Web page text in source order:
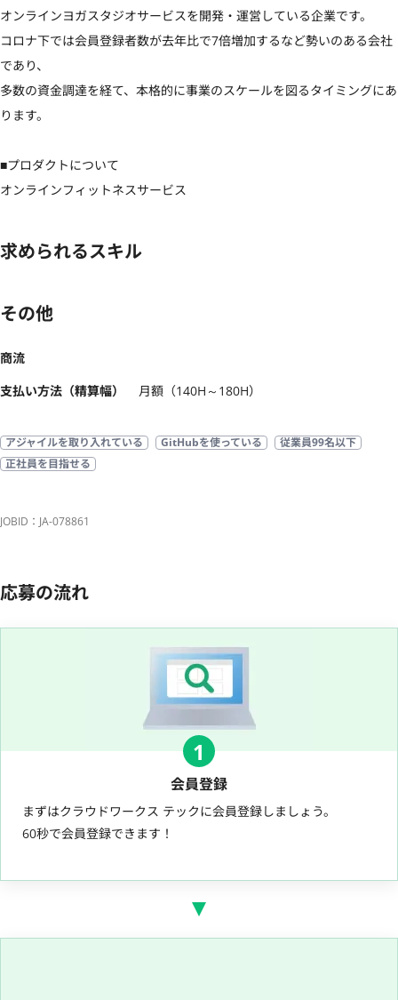
オンラインヨガスタジオサービスを開発・運営している企業です。
コロナ下では会員登録者数が去年比で7倍増加するなど勢いのある会社
であり、
多数の資金調達を経て、本格的に事業のスケールを図るタイミングにあ
ります。
■プロダクトについて
オンラインフィットネスサービス
求められるスキル
その他
商流
支払い方法（精算幅）
月額（140H～180H）
アジャイルを取り入れている GitHubを使っている
従業員99名以下
正社員を目指せる
JOBID：JA-078861
応募の流れ
1
会員登録
まずはクラウドワークス テックに会員登録しましょう。
60秒で会員登録できます！